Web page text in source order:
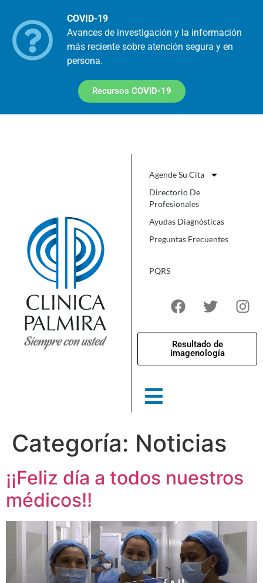
COVID-19
Avances de investigación y la información
más reciente sobre atención segura y en
persona.
Recursos COVID-19
Agende Su Cita
Directorio De
Profesionales
Ayudas Diagnósticas
Preguntas Frecuentes
PQRS
Resultado de
imagenología
Categoría: Noticias
¡¡Feliz día a todos nuestros
médicos!!